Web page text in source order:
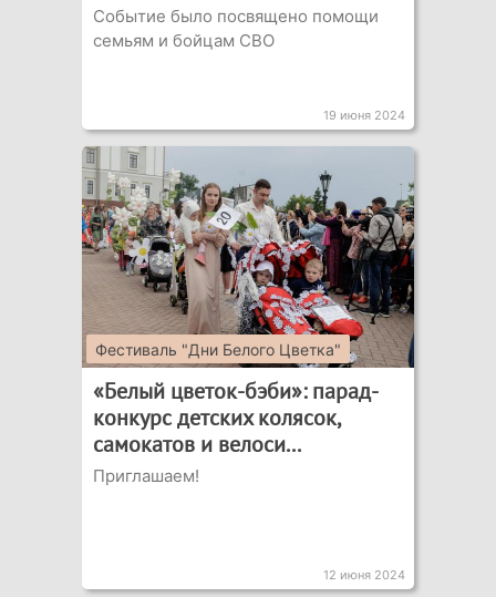
Событие было посвящено помощи
семьям и бойцам СВО
19 июня 2024
Фестиваль "Дни Белого Цветка"
«Белый цветок-бэби»: парад-
конкурс детских колясок,
самокатов и велоси...
Приглашаем!
12 июня 2024